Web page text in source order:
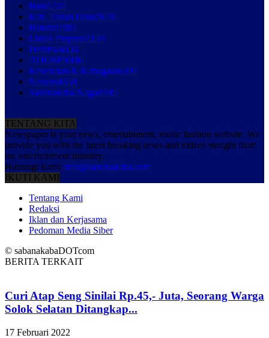
Baru5721
Kab. Tanah Datar2670
Hukrim1981
Lintas Propinsi1159
Peristiwa656
ATR/BPN446
Kesehatan & Kebugaran394
Nasional358
Sabanakaba Nagari345
TENTANG KITA
Newspaper is your news, entertainment, music fashion website. We
provide you with the latest breaking news and videos straight from
the entertainment industry.
Hubungi kami: info@sabanakaba.com
IKUTI KAMI
Tentang Kami
Redaksi
Iklan dan Kerjasama
Pedoman Media Siber
© sabanakabaDOTcom
BERITA TERKAIT
Curi Atap Seng Sinilai Rp.45,- Juta, Seorang Warga
Solok Selatan Ditangkap...
17 Februari 2022